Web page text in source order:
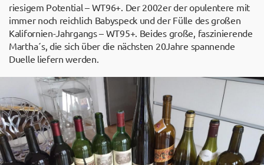
riesigem Potential – WT96+. Der 2002er der opulentere mit
immer noch reichlich Babyspeck und der Fülle des großen
Kalifornien-Jahrgangs – WT95+. Beides große, faszinierende
Martha´s, die sich über die nächsten 20Jahre spannende
Duelle liefern werden.